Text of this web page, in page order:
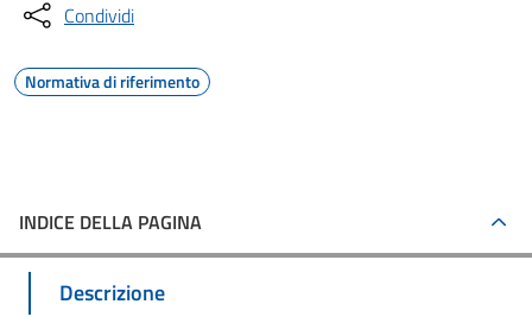
Condividi
Normativa di riferimento
INDICE DELLA PAGINA
Descrizione